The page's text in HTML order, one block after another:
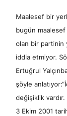
Maalesef bir
bugün maalesef
olan bir partinin
iddia etmiyor.
Ertuğrul
şöyle
değişiklik
3 Ekim 2001